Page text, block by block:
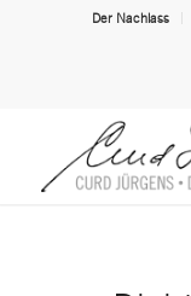
Der Nachlass